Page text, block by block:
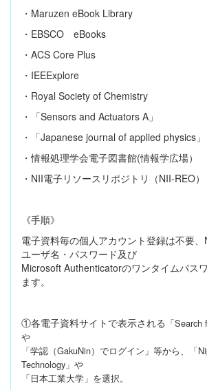
・ Maruzen eBook Library
・ EBSCO
eBooks
・ ACS Core Plus
・ IEEExplore
・ Royal Society of Chemistry
・「Sensors and Actuators A 」
・「Japanese journal of applied physics 」
・情報処理学会電子図書館(情報学広場）
・ NII電子リソースリポジトリ（NII-REO）
《手順》
電子資料毎の個人アカウント登録は不要、
ユーザ名・パスワード及び
Microsoft Authenticatorのワンタイムパス
ます。
①各電子資料サイトで表示される 「Search
や
「学認（GakuNin）でログイン」 等から、 「
Technology 」や
「日本工業大学」 を選択。